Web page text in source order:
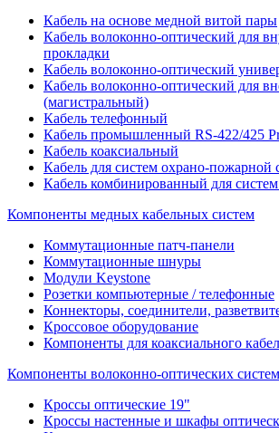
Кабель на основе медной витой пары
Кабель волоконно-оптический для
прокладки
Кабель волоконно-оптический
Кабель волоконно-оптический для
(магистральный)
Кабель телефонный
Кабель промышленный RS-422/425
Кабель коаксиальный
Кабель для систем охрано-пожарной
Кабель комбинированный для
Компоненты медных кабельных систем
Коммутационные патч-панели
Коммутационные шнуры
Модули Keystone
Розетки компьютерные / телефонные
Коннекторы, соединители,
Кроссовое оборудование
Компоненты для коаксиального
Компоненты волоконно-оптических систем
Кроссы оптические 19"
Кроссы настенные и шкафы